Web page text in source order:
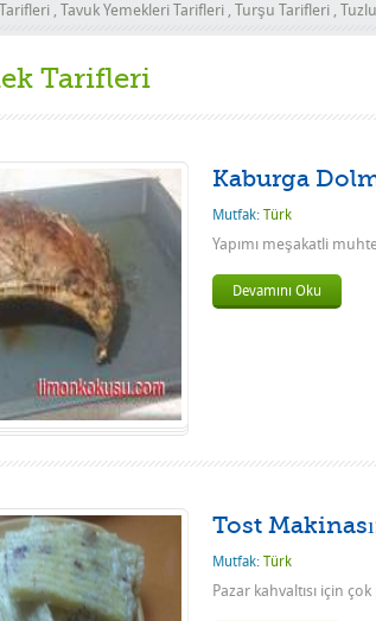
, Tavuk Yemekleri Tarifleri , Turşu Tarifleri ,
Tarifleri
Kaburga
Mutfak: Türk
Yapımı meşakatli
Devamını Oku
Tost
Mutfak: Türk
Pazar kahvaltısı için